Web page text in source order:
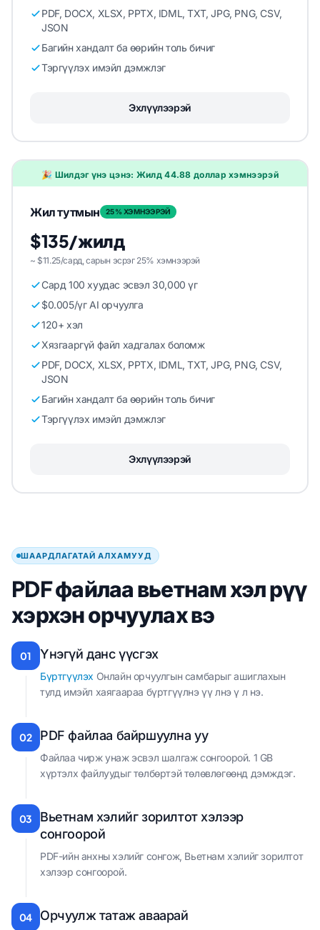
PDF, DOCX, XLSX, PPTX, IDML, TXT, JPG, PNG, CSV,
JSON
Багийн хандалт ба өөрийн толь бичиг
Тэргүүлэх имэйл дэмжлэг
Эхлүүлээрэй
🎉 Шилдэг үнэ цэнэ: Жилд 44.88 доллар хэмнээрэй
Жил тутмын 25% ХЭМНЭЭРЭЙ
$135/жилд
~ $11.25/сард, сарын эсрэг 25% хэмнээрэй
Сард 100 хуудас эсвэл 30,000 үг
$0.005/үг AI орчуулга
120+ хэл
Хязгааргүй файл хадгалах боломж
PDF, DOCX, XLSX, PPTX, IDML, TXT, JPG, PNG, CSV,
JSON
Багийн хандалт ба өөрийн толь бичиг
Тэргүүлэх имэйл дэмжлэг
Эхлүүлээрэй
ШААРДЛАГАТАЙ АЛХАМУУД
PDF файлаа вьетнам хэл рүү
хэрхэн орчуулах вэ
01 Үнэгүй данс үүсгэх
Бүртгүүлэх Онлайн орчуулгын самбарыг ашиглахын
тулд имэйл хаягаараа бүртгүүлнэ үү лнэ ү л нэ.
02 PDF файлаа байршуулна уу
Файлаа чирж унаж эсвэл шалгаж сонгоорой. 1 GB
хүртэлх файлуудыг төлбөртэй төлөвлөгөөнд дэмждэг.
03
Вьетнам хэлийг зорилтот хэлээр
сонгоорой
PDF-ийн анхны хэлийг сонгож, Вьетнам хэлийг зорилтот
хэлээр сонгоорой.
04 Орчуулж татаж аваарай